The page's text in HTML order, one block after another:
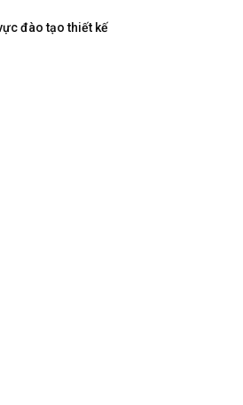
đào tạo thiết kế